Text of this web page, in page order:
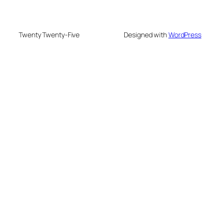
Twenty Twenty-Five Designed withWordPress